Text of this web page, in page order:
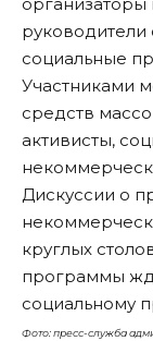
социальные
Участниками
средств
активисты,
Дискуссии о
круглых
программы
социальному
Фото: пресс-служба